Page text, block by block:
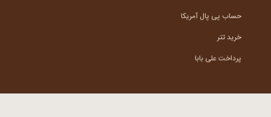
حساب پی پال آمریکا
خرید تتر
پرداخت علی بابا